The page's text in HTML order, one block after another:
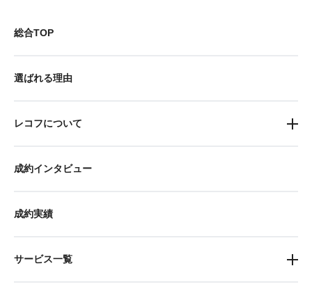
総合TOP
選ばれる理由
レコフについて
成約インタビュー
成約実績
サービス一覧